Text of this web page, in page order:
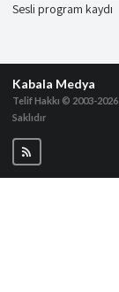
Sesli program kaydı
Kabala Medya
Telif Hakkı © 2003-2026
Saklıdır